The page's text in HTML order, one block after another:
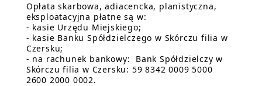
Opłata skarbowa, adiacencka, planistyczna,
eksploatacyjna płatne są w:
- kasie Urzędu Miejskiego;
- kasie Banku Spółdzielczego w Skórczu filia w
Czersku;
- na rachunek bankowy: Bank Spółdzielczy w
Skórczu filia w Czersku: 59 8342 0009 5000
2600 2000 0002.